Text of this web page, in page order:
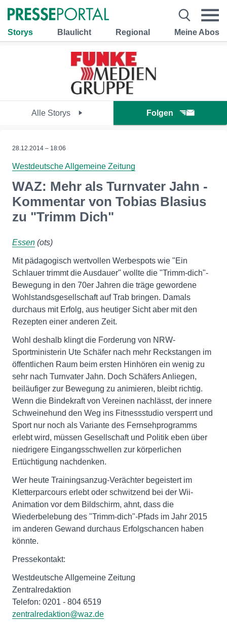
Storys Blaulicht Regional Meine Abos
Alle Storys Folgen
28.12.2014 – 18:06
Westdeutsche Allgemeine Zeitung
WAZ: Mehr als Turnvater Jahn -
Kommentar von Tobias Blasius
zu "Trimm Dich"
Essen (ots)
Mit pädagogisch wertvollen Werbespots wie "Ein
Schlauer trimmt die Ausdauer" wollte die "Trimm-dich"-
Bewegung in den 70er Jahren die träge gewordene
Wohlstandsgesellschaft auf Trab bringen. Damals
durchaus mit Erfolg, aus heutiger Sicht aber mit den
Rezepten einer anderen Zeit.
Wohl deshalb klingt die Forderung von NRW-
Sportministerin Ute Schäfer nach mehr Reckstangen im
öffentlichen Raum beim ersten Hinhören ein wenig zu
sehr nach Turnvater Jahn. Doch Schäfers Anliegen,
beiläufiger zur Bewegung zu animieren, bleibt richtig.
Wenn die Bindekraft von Vereinen nachlässt, der innere
Schweinehund den Weg ins Fitnessstudio versperrt und
Sport nur noch als Variante des Fernsehprogramms
erlebt wird, müssen Gesellschaft und Politik eben über
niedrigere Eingangsschwellen zur körperlichen
Ertüchtigung nachdenken.
Wer heute Trainingsanzug-Verächter begeistert im
Kletterparcours erlebt oder schwitzend bei der Wii-
Animation vor dem Bildschirm, ahnt, dass die
Wiederbelebung des "Trimm-dich"-Pfads im Jahr 2015
im anderen Gewand durchaus Erfolgschancen haben
könnte.
Pressekontakt:
Westdeutsche Allgemeine Zeitung
Zentralredaktion
Telefon: 0201 - 804 6519
zentralredaktion@waz.de